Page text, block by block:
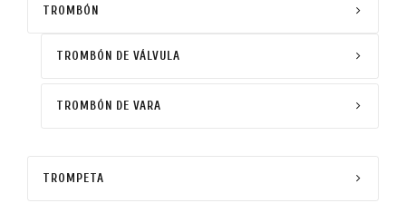
TROMBÓN
TROMBÓN DE VÁLVULA
TROMBÓN DE VARA
TROMPETA